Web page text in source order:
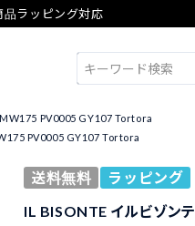
ラッピング対応
PV0005 GY107 Tortora
PV0005 GY107 Tortora
送料無料
ラッピング
IL BISONTE イルビゾンテ